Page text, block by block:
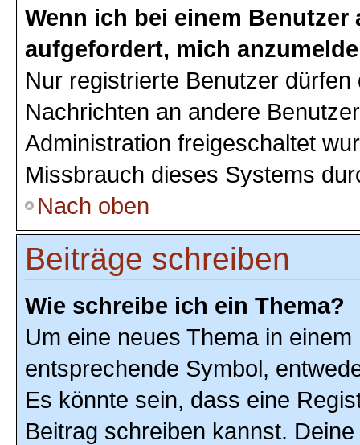
Wenn ich bei einem
aufgefordert, mich
Nur registrierte Benutzer
Nachrichten an andere
Administration freigeschaltet
Missbrauch dieses Systems
Nach oben
Beiträge schreiben
Wie schreibe ich ein Thema?
Um eine neues Thema in
entsprechende Symbol,
Es könnte sein, dass eine
Beitrag schreiben kannst.